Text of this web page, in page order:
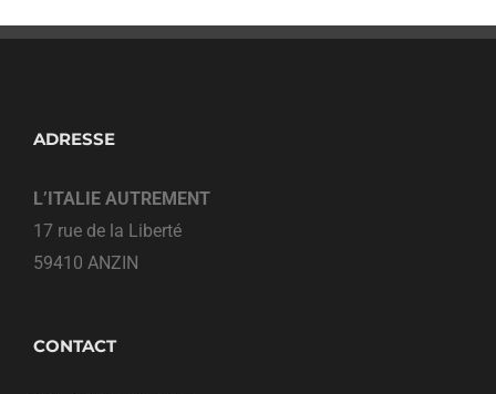
ADRESSE
L’ITALIE AUTREMENT
17 rue de la Liberté
59410 ANZIN
CONTACT